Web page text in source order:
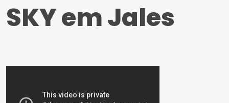
SKY em Jales